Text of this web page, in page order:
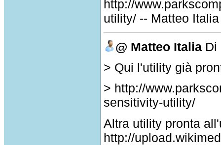
http://
utility/ -- Matteo Italia
@ Matteo Italia Di
> Qui l'utility già
> http://
sensitivity-utility/
Altra utility pronta
http://